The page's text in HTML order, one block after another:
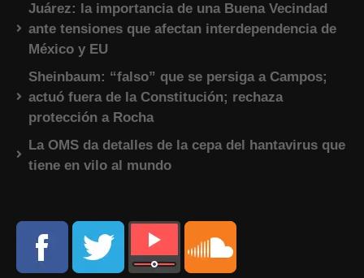
Juárez: la importancia de una Buena Vecindad
ante tensiones que afectan interdependencia de
México y EU
Sheinbaum: “falso” que se persiga a Campos;
actuó fuera de la Constitución; rechaza
protección a Rocha
La OMS da detalles de la cepa del hantavirus que
tiene en vilo al mundo